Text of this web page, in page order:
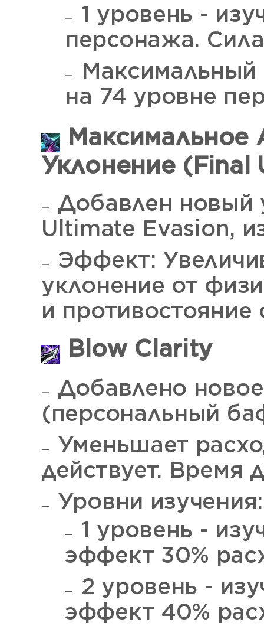
1 уровень -
персонажа. Сила
Максимальный
на 74 уровне
Максимальное
Уклонение (Final
Добавлен новый
Ultimate Evasion,
Эффект:
уклонение от
и
Blow Clarity
Добавлено
(персональный
Уменьшает
действует. Время
Уровни изучения:
1 уровень -
эффект 30%
2 уровень -
эффект 40%